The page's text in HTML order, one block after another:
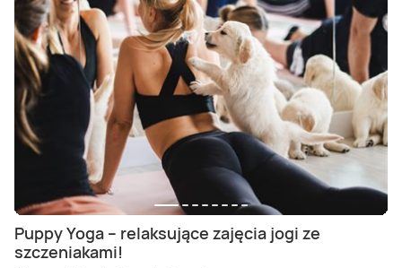
Puppy Yoga – relaksujące zajęcia jogi ze
szczeniakami!